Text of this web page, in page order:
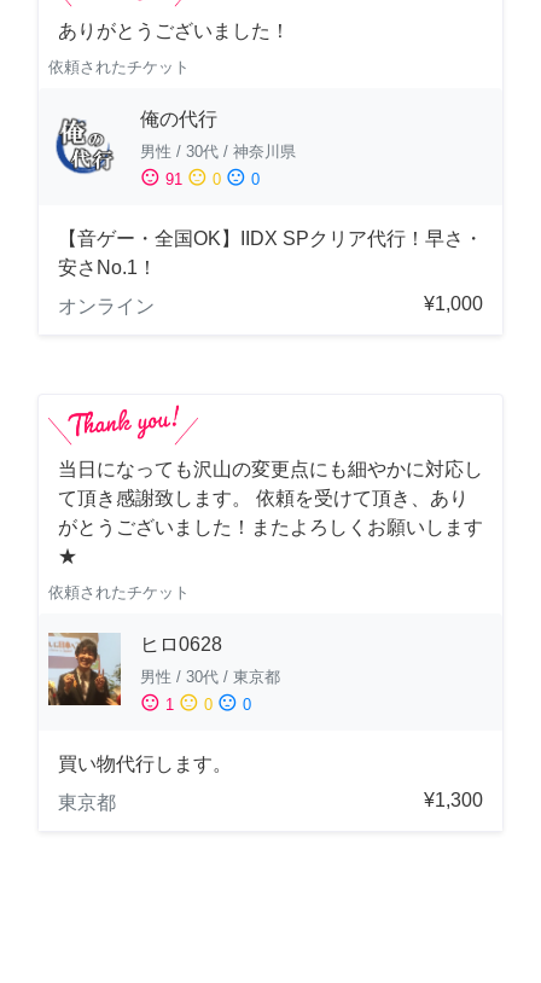
ありがとうございました！
依頼されたチケット
俺の代行
男性 / 30代 / 神奈川県
sentiment_satisfied 91 sentiment_neutral 0 sentiment_dissatisfied 0
【音ゲー・全国OK】IIDX SPクリア代行！早さ・
安さNo.1！
オンライン
¥1,000
当日になっても沢山の変更点にも細やかに対応し
て頂き感謝致します。 依頼を受けて頂き、あり
がとうございました！またよろしくお願いします
★
依頼されたチケット
ヒロ0628
男性 / 30代 / 東京都
sentiment_satisfied 1 sentiment_neutral 0 sentiment_dissatisfied 0
買い物代行します。
東京都
¥1,300